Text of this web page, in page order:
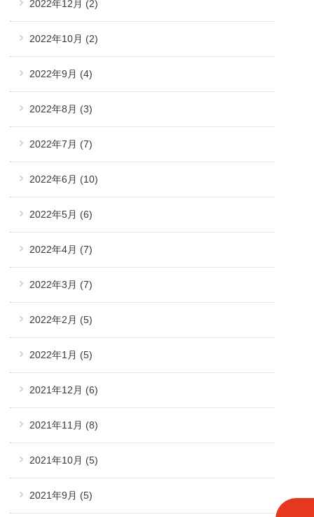
2022年12月 (2)
2022年10月 (2)
2022年9月 (4)
2022年8月 (3)
2022年7月 (7)
2022年6月 (10)
2022年5月 (6)
2022年4月 (7)
2022年3月 (7)
2022年2月 (5)
2022年1月 (5)
2021年12月 (6)
2021年11月 (8)
2021年10月 (5)
2021年9月 (5)